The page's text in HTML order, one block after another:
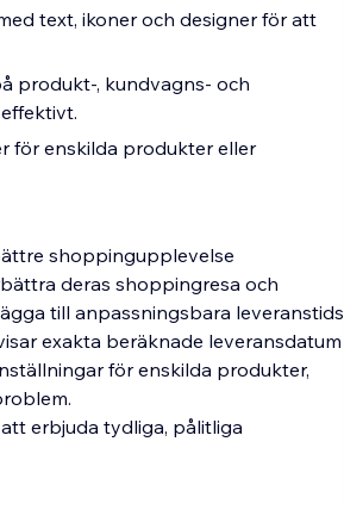
text, ikoner och designer för att
produkt-, kundvagns- och
för enskilda produkter eller
shoppingupplevelse
deras shoppingresa och
till anpassningsbara leveranstids
exakta beräknade leveransdatum
för enskilda produkter,
erbjuda tydliga, pålitliga